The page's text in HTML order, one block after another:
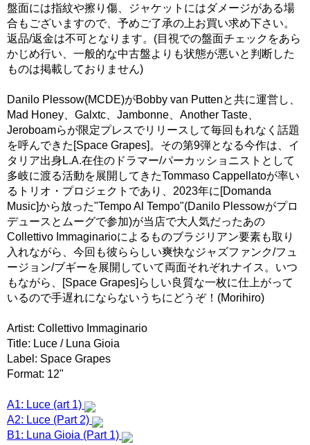
盤面には指紋や擦り傷、ジャケットにはダメージがある場
合もございますので、予めご了承の上お買い求め下さい。
返品/返金は不可となります。(目視での盤面チェックをあら
かじめ行い、一般的な中古盤よりも状態が悪いと判断した
ものは掲載しておりません)
Danilo Plessow(MCDE)がBobby van Puttenと共に運営し、
Mad Honey、Galxtc、Jambonne、Another Taste、
Jeroboamらが限定プレスでリリースして毎回もれなく話題
を呼んできた[Space Grapes]。その第9弾となる今作は、イ
タリア出身L.A.在住のドラマー/パーカッショニストとして
多岐に渡る活動を展開してきたTommaso Cappellatoが率い
るトリオ・プロジェクトであり、2023年に[Domanda
Music]から放った"Tempo Al Tempo"(Danilo Plessowがプロ
デュースとムーグで参加)が当店で大人気だったあの
Collettivo Immaginarioによるものブラジリアン要素も取り
入れながら、今回も彼ららしい爽快なジャズファンク/フュ
ージョン/ブギーを展開していて両面それぞれナイス。いつ
もながら、[Space Grapes]らしい良質な一枚に仕上がって
いるので手遅れにならないうちにどうぞ！(Morihiro)
Artist: Collettivo Immaginario
Title: Luce / Luna Gioia
Label: Space Grapes
Format: 12"
A1: Luce (art 1)
A2: Luce (Part 2)
B1: Luna Gioia (Part 1)